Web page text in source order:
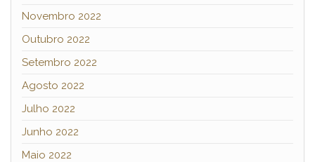
Novembro 2022
Outubro 2022
Setembro 2022
Agosto 2022
Julho 2022
Junho 2022
Maio 2022